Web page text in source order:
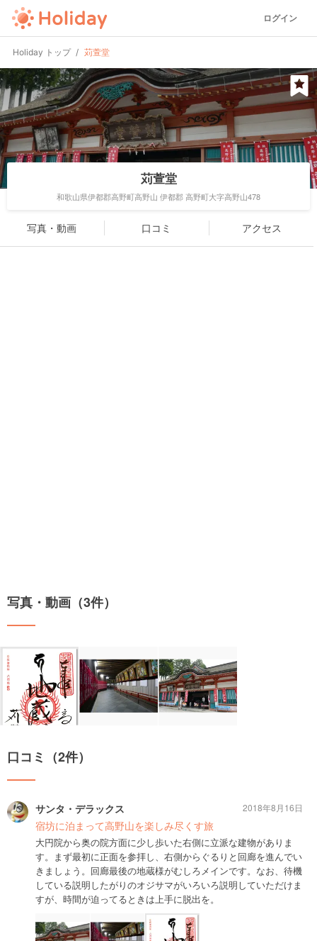
ログイン
Holiday トップ 苅萱堂
苅萱堂
和歌山県伊都郡高野町高野山 伊都郡 高野町大字高野山478
写真・動画 口コミ アクセス
写真・動画（3件）
口コミ（2件）
サンタ・デラックス
宿坊に泊まって高野山を楽しみ尽くす旅
大円院から奥の院方面に少し歩いた右側に立派な建物がありま
す。まず最初に正面を参拝し、右側からぐるりと回廊を進んでい
きましょう。回廊最後の地蔵様がむしろメインです。なお、待機
している説明したがりのオジサマがいろいろ説明していただけま
すが、時間が迫ってるときは上手に脱出を。
2018年8月16日